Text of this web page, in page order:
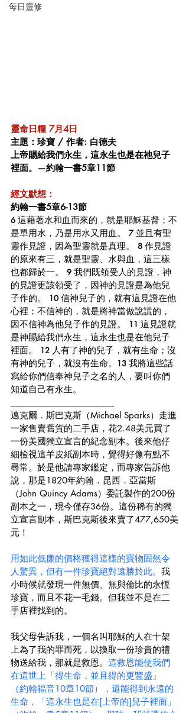
每日靈修
靈命日糧 7月4日
主題：珍寶 / 作者: 白德夫
上帝賜給我們永生，這永生也是在祂兒子
裡面。—約翰一書5章11節
經文默想：
約翰一書5章6-13節
6 這藉著水和血而來的，就是耶穌基督；不
是單用水，乃是用水又用血。 7 並且有聖
靈作見證，因為聖靈就是真理。 8 作見證
的原來有三，就是聖靈、水與血，這三樣
也都歸於一。 9 我們既領受人的見證，神
的見證更該領受了，因神的見證是為他兒
子作的。
10 信神兒子的，就有這見證在他
心裡；不信神的，就是將神當做說謊的，
因不信神為他兒子作的見證。
11 這見證就
是神賜給我們永生，這永生也是在他兒子
裡面。
12 人有了神的兒子，就有生命；沒
有神的兒子，就沒有生命。
13 我將這些話
寫給你們信奉神兒子之名的人，要叫你們
知道自己有永生。
邁克爾．斯巴克斯（Michael Sparks）走進
一家售賣舊貨的二手店，花2.48美元買了
一份美國獨立宣言的紀念副本。後來他仔
細檢視這羊皮紙副本時，覺得好像有點不
尋常。於是他請專家鑑定，而專家告訴他
說，那是1820年約翰．昆西．亞當斯
（John Quincy Adams）委託製作的200份
副本之一，現今僅存36份。這份稀有的獨
立宣言副本，斯巴克斯後來賣了477,650美
元！
用如此低廉的價格獲得這樣的寶物固然令
人驚異，但有一件珍寶絕對遠勝於此。 我
小時候就發現一件無價、無與倫比的永恆
珍寶，而且不花一毛錢。但我並不是在二
手店裡找到的。
我父母告訴我，一個名叫耶穌的人在十架
上為了我的罪而死，以換取一份珍貴的禮
物送給我，那就是救恩。 這救恩能使我們
在這世上「得生命，並且得的更豐盛」
（約翰福音10章10節），還能得到永遠的
生命，「這永生也是在[上帝的]兒子裡面」